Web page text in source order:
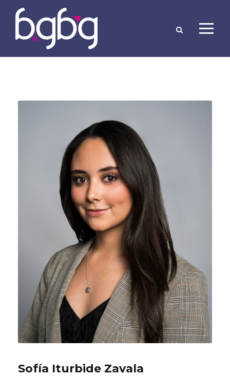
Sofía Iturbide Zavala